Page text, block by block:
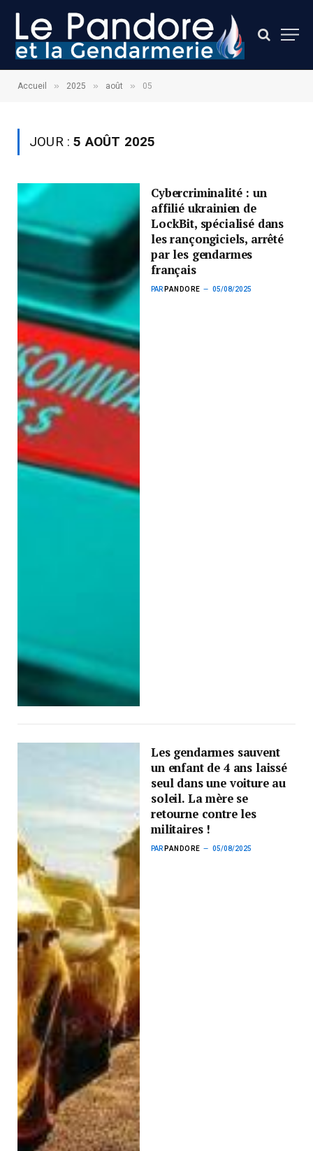
Accueil » 2025 » août » 05
JOUR :5 AOÛT 2025
Cybercriminalité : un
affilié ukrainien de
LockBit, spécialisé dans
les rançongiciels, arrêté
par les gendarmes
français
PAR PANDORE 05/08/2025
Les gendarmes sauvent
un enfant de 4 ans laissé
seul dans une voiture au
soleil. La mère se
retourne contre les
militaires !
PAR PANDORE 05/08/2025